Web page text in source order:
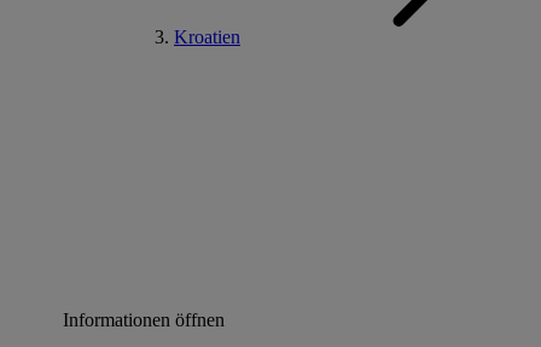
Kroatien
Informationen öffnen